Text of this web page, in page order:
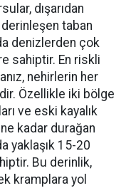
dışarıdan
derinleşen taban
denizlerden çok
sahiptir. En riskli
nehirlerin her
Özellikle iki bölge
ve eski kayalık
kadar durağan
yaklaşık 15-20
Bu derinlik,
kramplara yol